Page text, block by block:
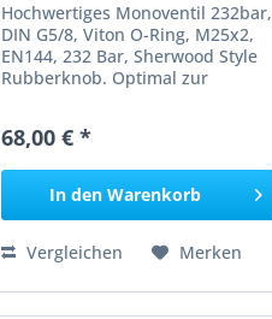
Hochwertiges Monoventil 232bar,
DIN G5/8, Viton O-Ring, M25x2,
EN144, 232 Bar, Sherwood Style
Rubberknob. Optimal zur
Steigrohr. __________________
Angaben gem. GPSR: Dies ist
68,00 € *
In den Warenkorb
Vergleichen Merken